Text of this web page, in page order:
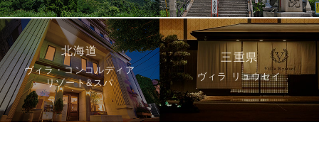
北海道
ヴィラ・コンコルディア
リゾート&スパ
三重県
ヴィラ リュウセイ